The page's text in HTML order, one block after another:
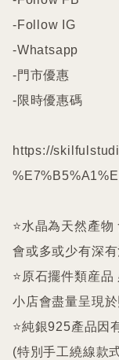
-Follow IG
-Whatsapp
-門市優惠
-限時優惠碼
https://
⭐️水晶為天然產
會或多或少有深
⭐️原石擺件類産
小店會盡量呈現
⭐️純銀925產品因
(特別手工繞線款